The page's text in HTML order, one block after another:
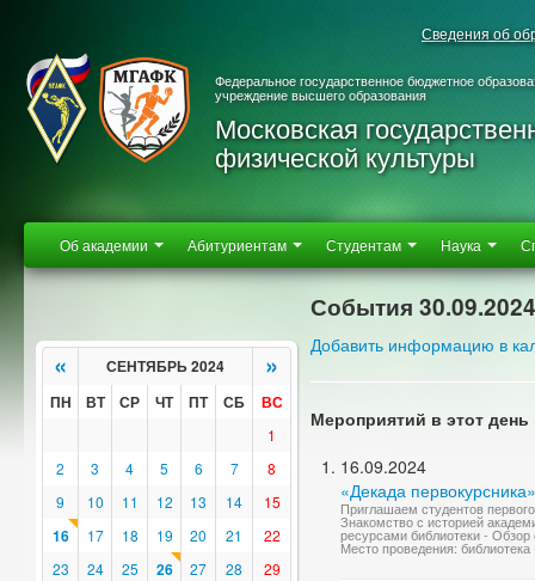
Сведения об
Федеральное государственное бюджетное
учреждение высшего образования
Московская
физической культуры
Об академии Абитуриентам Студентам Наука
« СЕНТЯБРЬ 2024 »
ПН ВТ СР ЧТ ПТ СБ ВС
1
2
3 4 5 6 7
8
9
10 11 12 13 14 15
16 17 18 19 20 21
22
23
24 25 26 27 28
29
События 30.09.2024
Добавить информацию в
Мероприятий в этот день
16.09.2024
«Декада первокурсника»
Приглашаем студентов
Знакомство с историей
ресурсами библиотеки - Обзор
Место проведения: